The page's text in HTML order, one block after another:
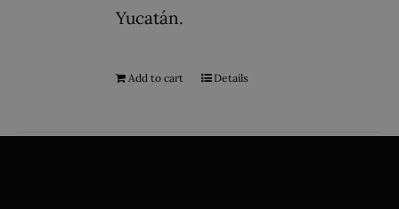
Yucatán.
Add to cart Details